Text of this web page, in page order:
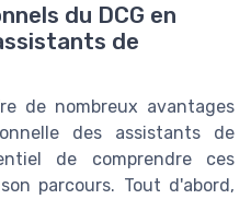
du DCG en
de
de nombreux avantages
des assistants de
de comprendre ces
parcours. Tout d'abord,